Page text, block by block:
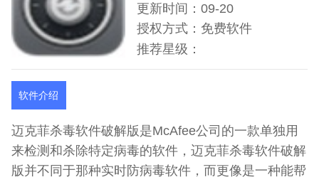
更新时间：09-20
授权方式：免费软件
推荐星级：
软件介绍
迈克菲杀毒软件破解版是McAfee公司的一款单独用
来检测和杀除特定病毒的软件，迈克菲杀毒软件破解
版并不同于那种实时防病毒软件，而更像是一种能帮